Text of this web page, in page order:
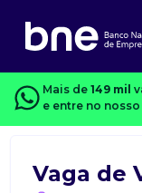
Mais de 149 mil
e entre no
Vaga de